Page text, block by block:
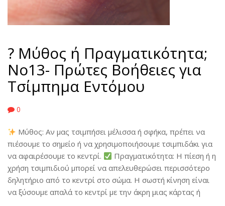
? Μύθος ή Πραγματικότητα;
No13- Πρώτες Βοήθειες για
Τσίμπημα Εντόμου
0
Μύθος: Αν μας τσιμπήσει μέλισσα ή σφήκα, πρέπει να
πιέσουμε το σημείο ή να χρησιμοποιήσουμε τσιμπιδάκι για
να αφαιρέσουμε το κεντρί.
Πραγματικότητα: Η πίεση ή η
χρήση τσιμπιδιού μπορεί να απελευθερώσει περισσότερο
δηλητήριο από το κεντρί στο σώμα. Η σωστή κίνηση είναι
να ξύσουμε απαλά το κεντρί με την άκρη μιας κάρτας ή